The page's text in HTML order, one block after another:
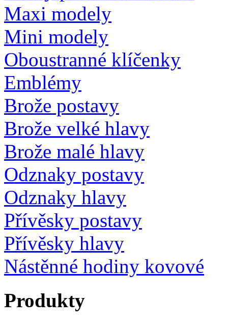
Maxi modely
Mini modely
Oboustranné klíčenky
Emblémy
Brože postavy
Brože velké hlavy
Brože malé hlavy
Odznaky postavy
Odznaky hlavy
Přívěsky postavy
Přívěsky hlavy
Nástěnné hodiny kovové
Produkty